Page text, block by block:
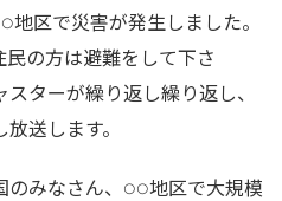
地区で災害が発生しました。
の方は避難をして下さ
ターが繰り返し繰り返し、
送します。
のみなさん、○○地区で大規模